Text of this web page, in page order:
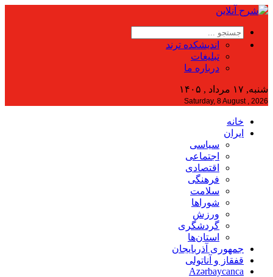
اندیشکده ترند
تبلیغات
درباره ما
شنبه, ۱۷ مرداد , ۱۴۰۵
Saturday, 8 August , 2026
خانه
ایران
سیاسی
اجتماعی
اقتصادی
فرهنگی
سلامت
شوراها
ورزش
گردشگری
استان‌ها
جمهوری آذربایجان
قفقاز و آناتولی
Azərbaycanca